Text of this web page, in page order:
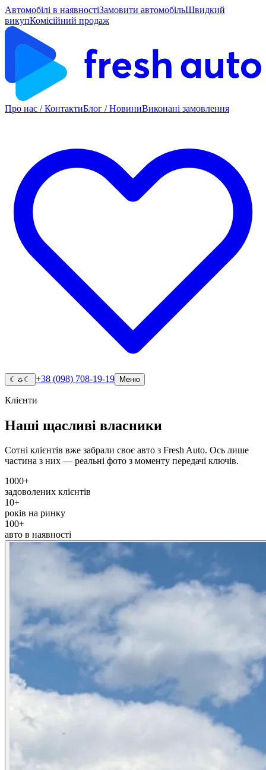
Автомобілі в наявностіЗамовити автомобільШвидкий
викупКомісійний продаж
Про нас / КонтактиБлог / НовиниВиконані замовлення
☾ ☼ ☾ +38 (098) 708-19-19 Меню
Клієнти
Наші щасливі власники
Сотні клієнтів вже забрали своє авто з Fresh Auto. Ось лише
частина з них — реальні фото з моменту передачі ключів.
1000+
задоволених клієнтів
10+
років на ринку
100+
авто в наявності